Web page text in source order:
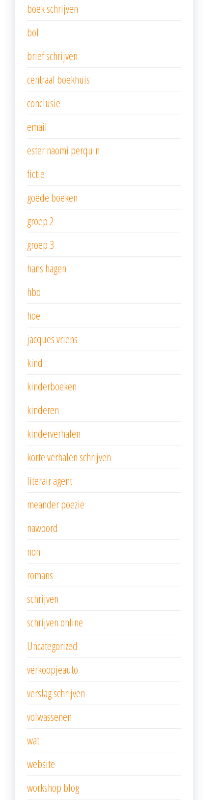
boek schrijven
bol
brief schrijven
centraal boekhuis
conclusie
email
ester naomi perquin
fictie
goede boeken
groep 2
groep 3
hans hagen
hbo
hoe
jacques vriens
kind
kinderboeken
kinderen
kinderverhalen
korte verhalen schrijven
literair agent
meander poezie
nawoord
non
romans
schrijven
schrijven online
Uncategorized
verkoopjeauto
verslag schrijven
volwassenen
wat
website
workshop blog